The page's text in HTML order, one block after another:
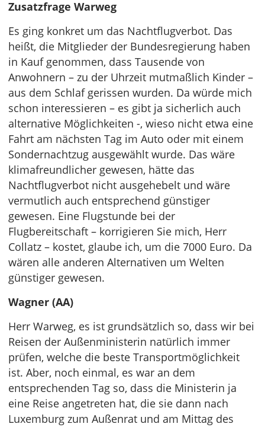
Zusatzfrage Warweg
Es ging konkret um das Nachtflugverbot. Das
heißt, die Mitglieder der Bundesregierung haben
in Kauf genommen, dass Tausende von
Anwohnern – zu der Uhrzeit mutmaßlich Kinder –
aus dem Schlaf gerissen wurden. Da würde mich
schon interessieren – es gibt ja sicherlich auch
alternative Möglichkeiten -, wieso nicht etwa eine
Fahrt am nächsten Tag im Auto oder mit einem
Sondernachtzug ausgewählt wurde. Das wäre
klimafreundlicher gewesen, hätte das
Nachtflugverbot nicht ausgehebelt und wäre
vermutlich auch entsprechend günstiger
gewesen. Eine Flugstunde bei der
Flugbereitschaft – korrigieren Sie mich, Herr
Collatz – kostet, glaube ich, um die 7000 Euro. Da
wären alle anderen Alternativen um Welten
günstiger gewesen.
Wagner (AA)
Herr Warweg, es ist grundsätzlich so, dass wir bei
Reisen der Außenministerin natürlich immer
prüfen, welche die beste Transportmöglichkeit
ist. Aber, noch einmal, es war an dem
entsprechenden Tag so, dass die Ministerin ja
eine Reise angetreten hat, die sie dann nach
Luxemburg zum Außenrat und am Mittag des